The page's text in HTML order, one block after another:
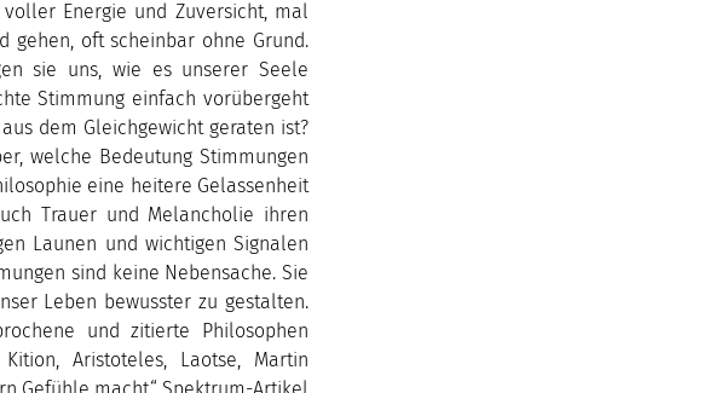
Energie und Zuversicht, mal
gehen, oft scheinbar ohne Grund.
sie uns, wie es unserer Seele
Stimmung einfach vorübergeht
dem Gleichgewicht geraten ist?
welche Bedeutung Stimmungen
eine heitere Gelassenheit
Trauer und Melancholie ihren
Launen und wichtigen Signalen
sind keine Nebensache. Sie
Leben bewusster zu gestalten.
und zitierte Philosophen
Aristoteles, Laotse, Martin